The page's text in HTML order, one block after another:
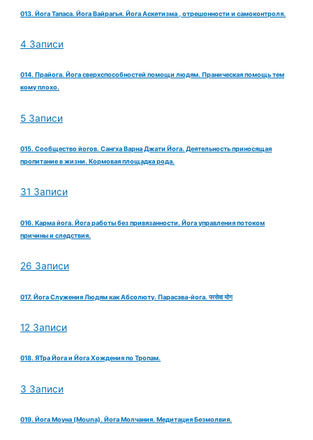
013. Йога Тапаса. Йога Вайрагья. Йога Аскетизма , отрешонности и самоконтроля.
4 Записи
014. Прайога. Йога сверхспособностей помощи людям. Праническая помощь тем
кому плохо.
5 Записи
015. Сообщество йогов. Сангха Варна Джати Йога. Деятельность приносящая
пропитание в жизни. Кормовая площадка рода.
31 Записи
016. Карма йога. Йога работы без привязанности. Йога управления потоком
причины и следствия.
26 Записи
017. Йога Служения Людям как Абсолюту. Парасэва-йога. परसेवा योग
12 Записи
018. ЯТра Йога и Йога Хождения по Тропам.
3 Записи
019. Йога Моуна (Mouna). Йога Молчания. Медитация Безмолвия.